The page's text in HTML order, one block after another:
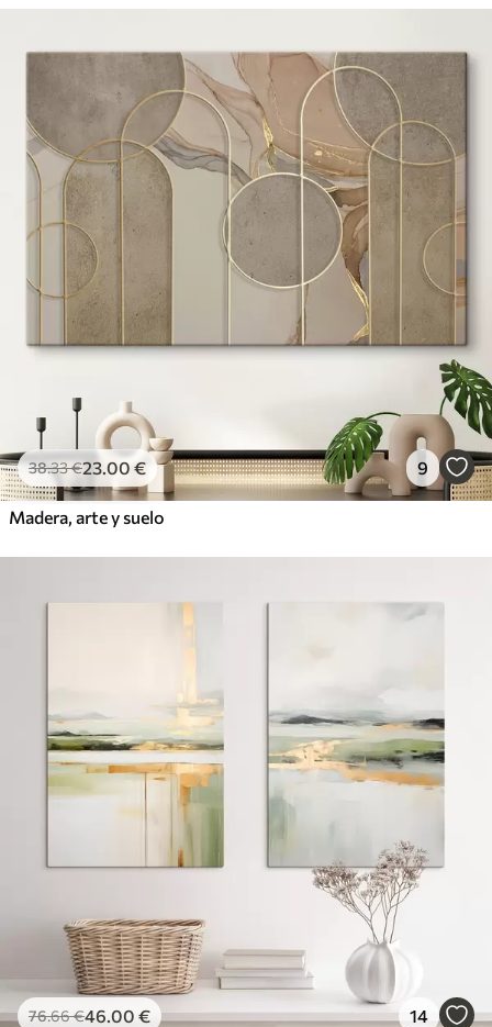
38.33€23.00 € 9
Madera, arte y suelo
76.66€46.00 € 14